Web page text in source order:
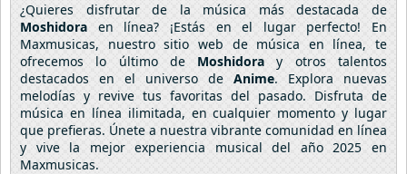
¿Quieres disfrutar de la música más destacada de
Moshidora en línea? ¡Estás en el lugar perfecto! En
Maxmusicas, nuestro sitio web de música en línea, te
ofrecemos lo último de Moshidora y otros talentos
destacados en el universo de Anime. Explora nuevas
melodías y revive tus favoritas del pasado. Disfruta de
música en línea ilimitada, en cualquier momento y lugar
que prefieras. Únete a nuestra vibrante comunidad en línea
y vive la mejor experiencia musical del año 2025 en
Maxmusicas.